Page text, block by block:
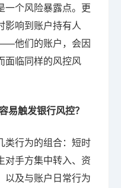
一个风险暴露点。更
影响到账户持有人
他们的账户，会因
面临同样的风控风
易触发银行风控？
类行为的组合：短时
对手方集中转入、资
以及与账户日常行为